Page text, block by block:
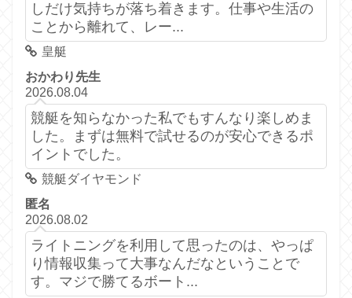
しだけ気持ちが落ち着きます。仕事や生活の
ことから離れて、レー...
皇艇
おかわり先生
2026.08.04
競艇を知らなかった私でもすんなり楽しめま
した。まずは無料で試せるのが安心できるポ
イントでした。
競艇ダイヤモンド
匿名
2026.08.02
ライトニングを利用して思ったのは、やっぱ
り情報収集って大事なんだなということで
す。マジで勝てるボート...